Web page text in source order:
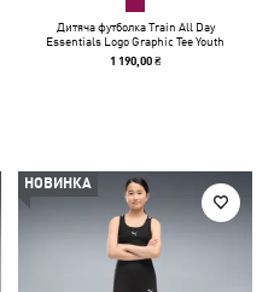
Дитяча футболка Train All Day
Essentials Logo Graphic Tee Youth
1 190,00 ₴
НОВИНКА